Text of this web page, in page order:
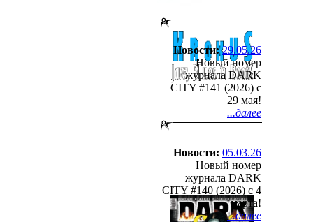
Новости:29.05.26
Новый номер
журнала DARK
CITY #141 (2026) c
29 мая!
...далее
Новости: 05.03.26
Новый номер
журнала DARK
CITY #140 (2026) c 4
марта!
...далее